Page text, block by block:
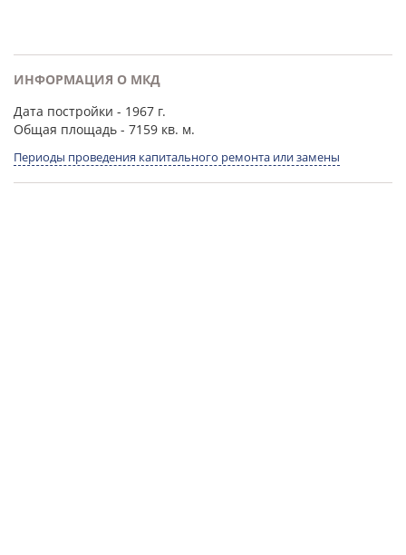
ИНФОРМАЦИЯ О МКД
Дата постройки - 1967 г.
Общая площадь - 7159 кв. м.
Периоды проведения капитального ремонта или замены